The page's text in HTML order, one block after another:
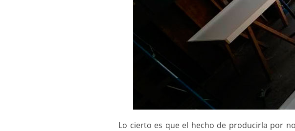
Lo cierto es que el hecho de producirla por